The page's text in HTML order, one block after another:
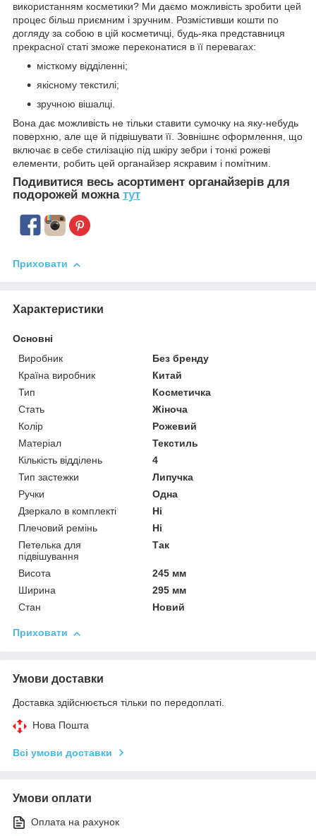
використанням косметики? Ми даємо можливість зробити цей
процес більш приємним і зручним. Розмістивши кошти по
догляду за собою в цій косметичці, будь-яка представниця
прекрасної статі зможе переконатися в її перевагах:
місткому відділенні;
якісному текстилі;
зручною вішалці.
Вона дає можливість не тільки ставити сумочку на яку-небудь
поверхню, але ще й підвішувати її. Зовнішнє оформлення, що
включає в себе стилізацію під шкіру зебри і тонкі рожеві
елементи, робить цей органайзер яскравим і помітним.
Подивитися весь асортимент органайзерів для
подорожей можна тут
Приховати
Характеристики
Основні
Виробник
Без бренду
Країна виробник
Китай
Тип
Косметичка
Стать
Жіноча
Колір
Рожевий
Матеріал
Текстиль
Кількість відділень
4
Тип застежки
Липучка
Ручки
Одна
Дзеркало в комплекті
Ні
Плечовий ремінь
Ні
Петелька для
підвішування
Так
Висота
245 мм
Ширина
295 мм
Стан
Новий
Приховати
Умови доставки
Доставка здійснюється тільки по передоплаті.
Нова Пошта
Всі умови доставки
Умови оплати
Оплата на рахунок